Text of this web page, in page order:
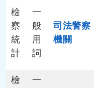
檢
察
統
計
一
般
用
詞
司法警察
機關
檢
一